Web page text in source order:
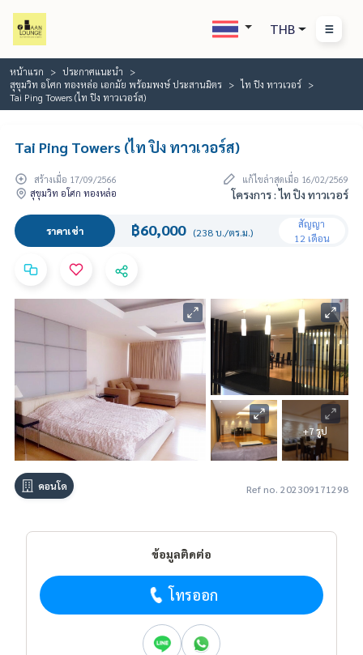
THB
หน้าแรก
ประกาศแนะนำ
สุขุมวิท อโศก ทองหล่อ เอกมัย พร้อมพงษ์ ประสานมิตร
ไท ปิง ทาวเวอร์
Tai Ping Towers (ไท ปิง ทาวเวอร์ส)
Tai Ping Towers (ไท ปิง ทาวเวอร์ส)
สร้างเมื่อ 17/09/2566
แก้ไขล่าสุดเมื่อ 16/02/2569
สุขุมวิท อโศก ทองหล่อ
โครงการ : ไท ปิง ทาวเวอร์
ราคาเช่า ฿60,000 (238 บ./ตร.ม.)
สัญญา
12 เดือน
+7 รูป
คอนโด Ref no. 202309171298
ข้อมูลติดต่อ
โทรออก